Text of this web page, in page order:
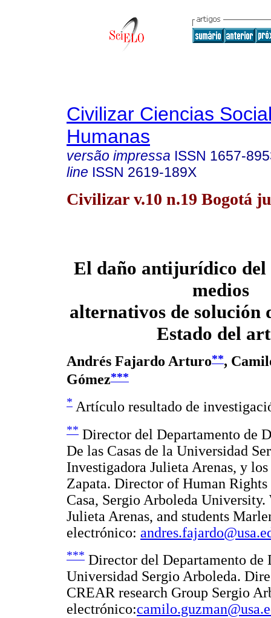
Civilizar Ciencias
Humanas
versão impressa ISSN 1657-
line ISSN 2619-189X
Civilizar v.10 n.19 Bogotá
El daño antijurídico del
medios
alternativos de solución
Estado del
Andrés Fajardo Arturo**,
Gómez***
* Artículo resultado de
** Director del Departamento de
De las Casas de la Universidad
Investigadora Julieta Arenas, y
Zapata. Director of Human
Casa, Sergio Arboleda
Julieta Arenas, and students
electrónico:
*** Director del Departamento de
Universidad Sergio Arboleda.
CREAR research Group Sergio
electrónico: